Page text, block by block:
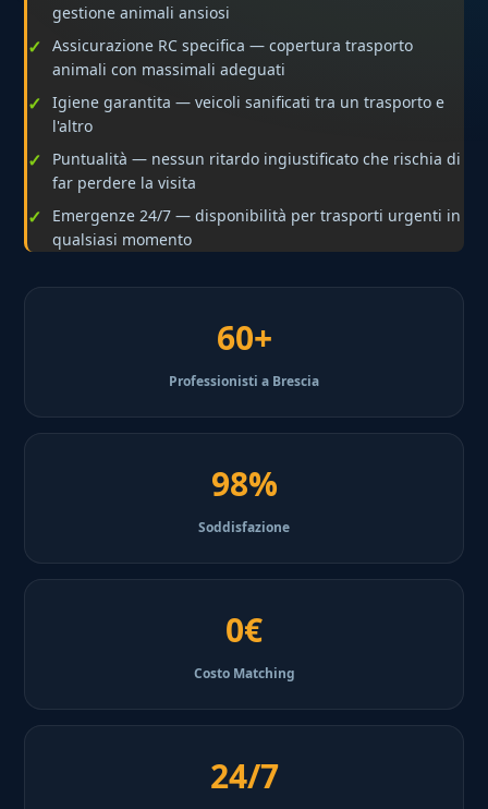
gestione animali ansiosi
Assicurazione RC specifica — copertura trasporto
animali con massimali adeguati
Igiene garantita — veicoli sanificati tra un trasporto e
l'altro
Puntualità — nessun ritardo ingiustificato che rischia di
far perdere la visita
Emergenze 24/7 — disponibilità per trasporti urgenti in
qualsiasi momento
60+
Professionisti a Brescia
98%
Soddisfazione
0€
Costo Matching
24/7